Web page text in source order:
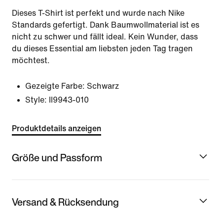
Dieses T-Shirt ist perfekt und wurde nach Nike
Standards gefertigt. Dank Baumwollmaterial ist es
nicht zu schwer und fällt ideal. Kein Wunder, dass
du dieses Essential am liebsten jeden Tag tragen
möchtest.
Gezeigte Farbe: Schwarz
Style:
II9943-010
Produktdetails anzeigen
Größe und Passform
Versand & Rücksendung